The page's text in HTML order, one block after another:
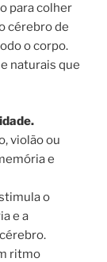
para colher
cérebro de
o corpo.
naturais que
violão ou
e
o
e a
ritmo